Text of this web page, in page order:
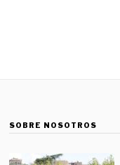
SOBRE NOSOTROS